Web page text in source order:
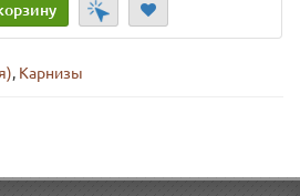
, Карнизы